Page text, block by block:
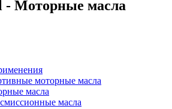
- Моторные масла
моторные масла
масла
масла